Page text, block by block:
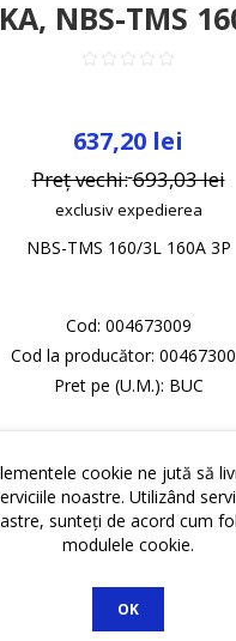
NBS-TMS
637,20 lei
Preț vechi:693,03 lei
exclusivexpedierea
NBS-TMS 160/3L 160A 3P
Cod: 004673009
Cod la producător:
Pret pe (U.M.): BUC
Disponibilitate: În stoc
cookie ne jută să
noastre. Utilizând
sunteți de acord cum
modulele cookie.
OK